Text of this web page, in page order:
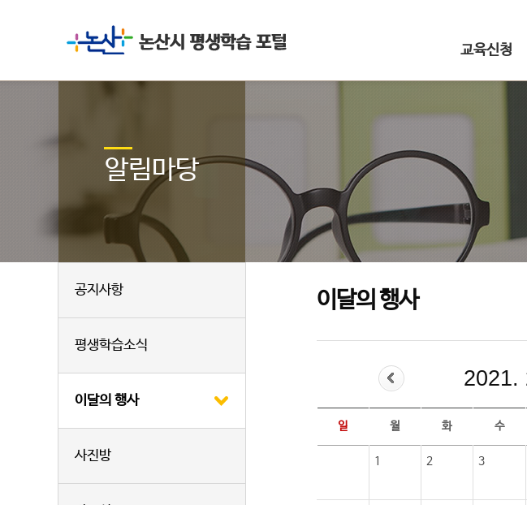
교육신청
알림마당
공지사항
평생학습소식
이달의 행사
사진방
이달의 행사
2021.
일 월 화 수
1 2 3